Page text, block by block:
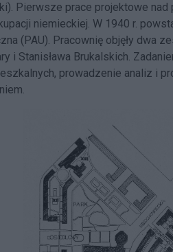
Pierwsze prace projektowe
niemieckiej. W 1940 r.
(PAU). Pracownię objęły dwa
i Stanisława Brukalskich.
prowadzenie analiz i